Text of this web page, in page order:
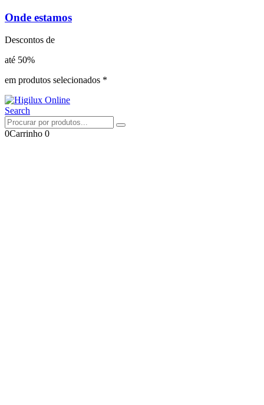
Onde estamos
Descontos de
até 50%
em produtos selecionados *
Search
0Carrinho 0